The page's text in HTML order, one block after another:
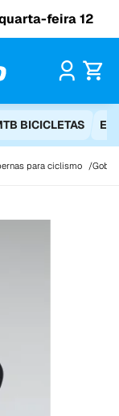
feira 12
BICICLETAS
para ciclismo Gobik